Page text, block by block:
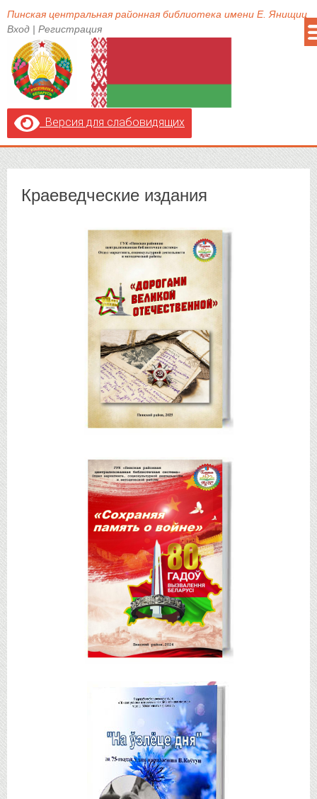
Пинская центральная районная библиотека имени Е. Янищиц
Вход | Регистрация
Версия для слабовидящих
Краеведческие издания